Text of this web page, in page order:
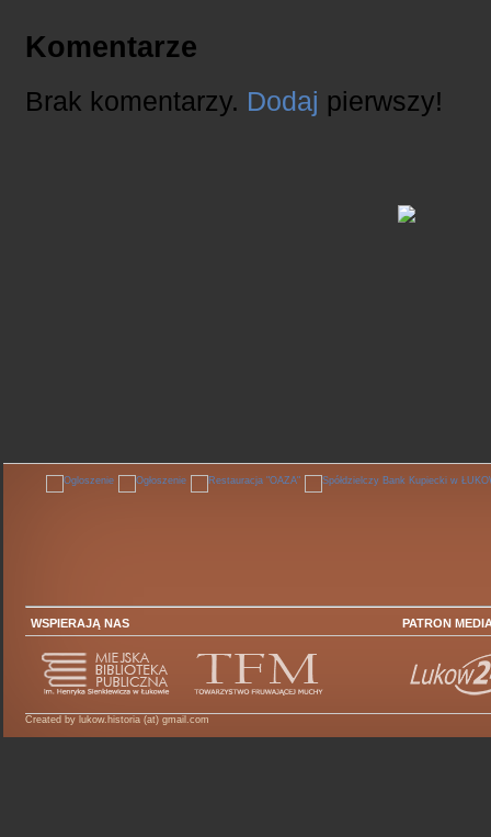
Komentarze
Brak komentarzy. Dodaj pierwszy!
WSPIERAJĄ NAS PATRON
Created by lukow.historia (at) gmail.com